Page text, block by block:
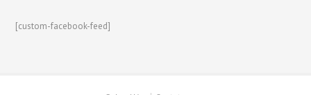
[custom-facebook-feed]